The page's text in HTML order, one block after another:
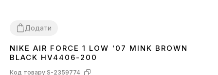
Додати
3637 38 39 40414243 4445
NIKE AIR FORCE 1 LOW '07 MINK BROWN
BLACK HV4406-200
Код товару:S-2359774